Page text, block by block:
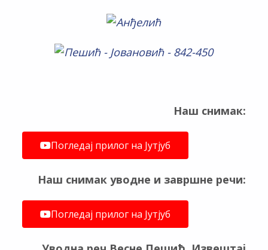
Наш снимак:
Погледај прилог на Јутјуб
Наш снимак уводне и завршне речи:
Погледај прилог на Јутјуб